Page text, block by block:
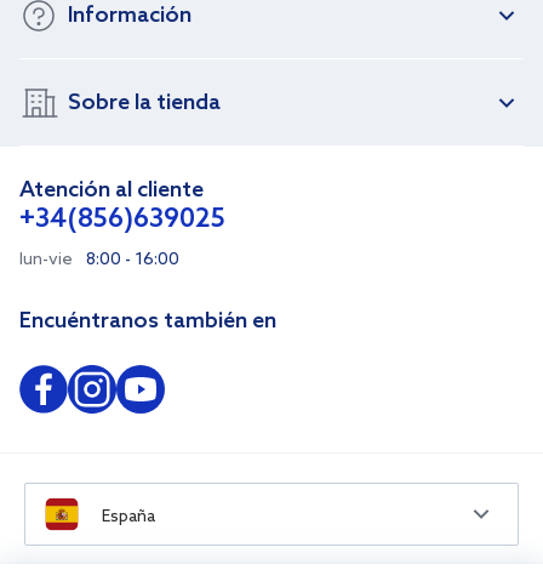
Información
Sobre la tienda
Atención al cliente
+34(856)639025
lun-vie 8:00 - 16:00
Encuéntranos también en
España